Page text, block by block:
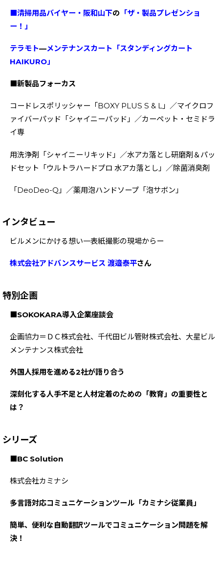
■清掃用品バイヤー・阪和山下の 「ザ・製品プレゼンショ
ー！」
テラモト—メンテナンスカート「スタンディングカート
HAIKURO」
■新製品フォーカス
コードレスポリッシャー「BOXY PLUS S & L」／マイクロフ
ァイバーパッド「シャイニーパッド」／カーペット・セミドラ
イ専
用洗浄剤「シャイニーリキッド」／水アカ落とし研磨剤＆パッ
ドセット「ウルトラハードプロ 水アカ落とし」／除菌消臭剤
「DeoDeo-Q」／薬用泡ハンドソープ「泡サボン」
インタビュー
ビルメンにかける想い一表紙撮影の現場からー
株式会社アドバンスサービス 渡邉泰平さん
特別企画
■SOKOKARA導入企業座談会
企画協力＝ＤＣ株式会社、千代田ビル管財株式会社、大星ビル
メンテナンス株式会社
外国人採用を進める2社が語り合う
深刻化する人手不足と人材定着のための「教育」の重要性と
は？
シリーズ
■BC Solution
株式会社カミナシ
多言語対応コミュニケーションツール「カミナシ従業員」
簡単、便利な自動翻訳ツールでコミュニケーション問題を解
決！